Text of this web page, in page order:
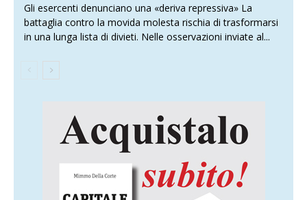
Gli esercenti denunciano una «deriva repressiva» La
battaglia contro la movida molesta rischia di trasformarsi
in una lunga lista di divieti. Nelle osservazioni inviate al...